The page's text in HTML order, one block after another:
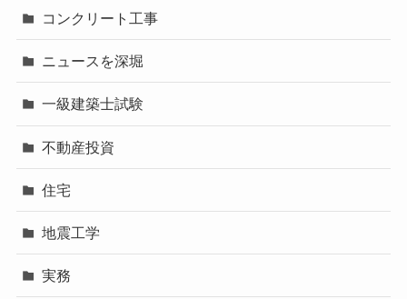
コンクリート工事
ニュースを深堀
一級建築士試験
不動産投資
住宅
地震工学
実務